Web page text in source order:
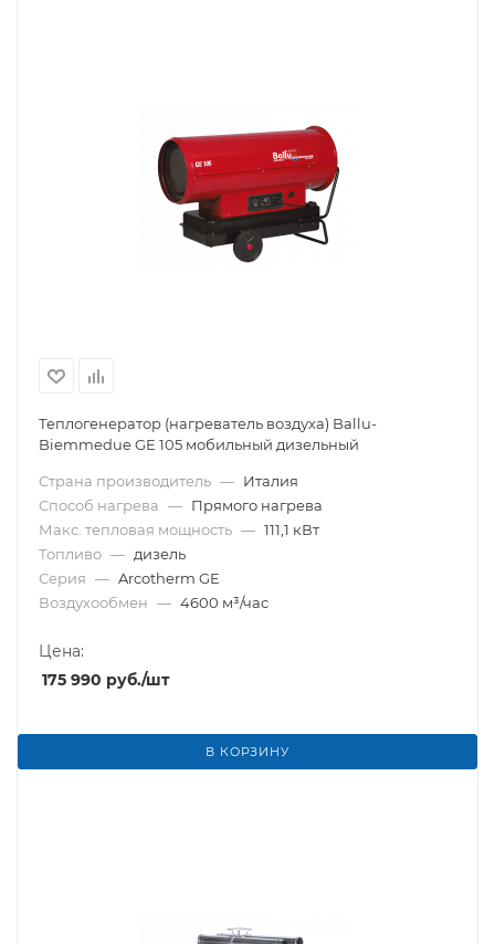
Теплогенератор (нагреватель воздуха) Ballu-
Biemmedue GE 105 мобильный дизельный
Страна производитель — Италия
Способ нагрева — Прямого нагрева
Макс. тепловая мощность — 111,1 кВт
Топливо — дизель
Серия — Arcotherm GE
Воздухообмен — 4600 м³/час
Цена:
175 990 руб./шт
В КОРЗИНУ